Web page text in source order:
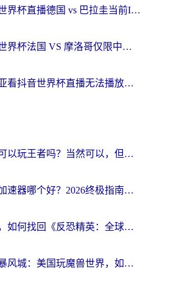
在海外看世界杯直播德国 vs 巴拉圭当前IP受限制？这篇指南帮你轻松解决地区限制
在国外看世界杯法国 VS 摩洛哥仅限中国大陆？别让地域限制拦下你的欢呼
在澳大利亚看抖音世界杯直播无法播放？海外党体育观赛终极指南来了！
身在国外可以玩王者吗？当然可以，但你需要这份“加速”指南
海外游戏加速器哪个好？2026终极指南帮你畅玩国服+解决卡顿难题
身在海外，如何找回《反恐精英：全球攻势》国服的丝滑手感？一份给你的终极指南
从纽约到暴风城：美国玩魔兽世界，如何找到你的最佳网络航线